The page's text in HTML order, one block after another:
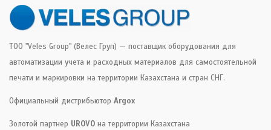
ТОО "Veles Group" (Велес Груп) — поставщик оборудования для
автоматизации учета и расходных материалов для самостоятельной
печати и маркировки на территории Казахстана и стран СНГ.
Официальный дистрибьютор Argox
Золотой партнер UROVO на территории Казахстана